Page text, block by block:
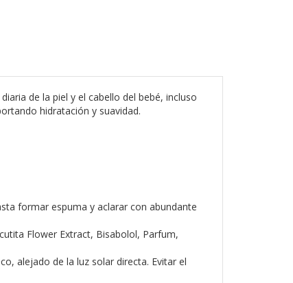
de la piel y el cabello del bebé, incluso
hidratación y suavidad.
formar espuma y aclarar con abundante
Flower Extract, Bisabolol, Parfum,
alejado de la luz solar directa. Evitar el